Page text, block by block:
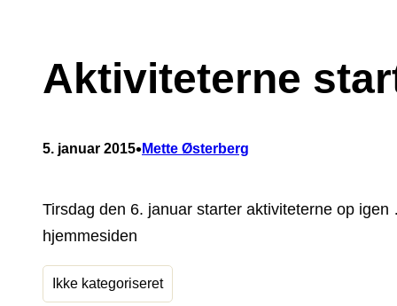
Aktiviteterne
5. januar 2015•Mette Østerberg
Tirsdag den 6. januar starter aktiviteterne op
hjemmesiden
Ikke kategoriseret